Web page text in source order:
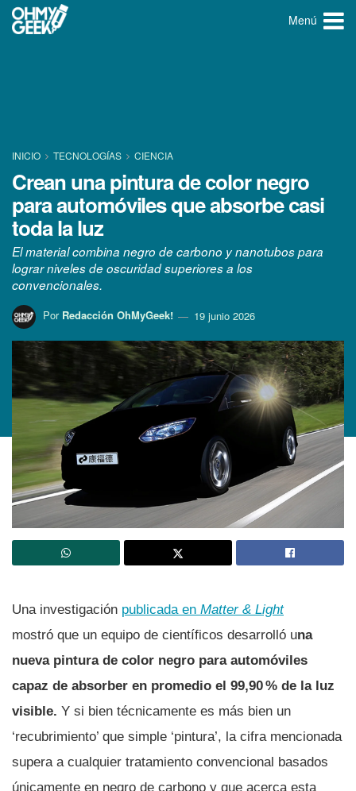
Menú
INICIO TECNOLOGÍ­AS CIENCIA
Crean una pintura de color negro
para automóviles que absorbe casi
toda la luz
El material combina negro de carbono y nanotubos para
lograr niveles de oscuridad superiores a los
convencionales.
Por Redacción OhMyGeek! 19 junio 2026
Una investigación publicada en Matter & Light
mostró que un equipo de científicos desarrolló una
nueva pintura de color negro para automóviles
capaz de absorber en promedio el 99,90 % de la luz
visible. Y si bien técnicamente es más bien un
‘recubrimiento’ que simple ‘pintura’, la cifra mencionada
supera a cualquier tratamiento convencional basados
únicamente en negro de carbono y que acerca esta